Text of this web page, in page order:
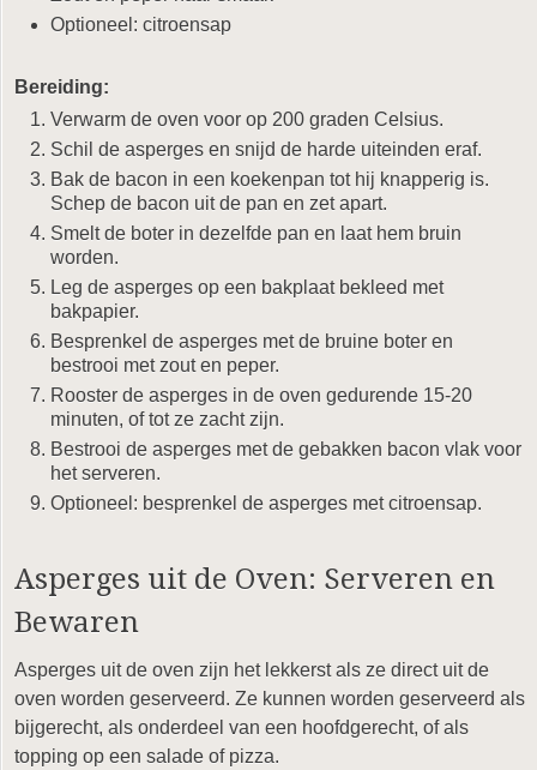
Optioneel: citroensap
Bereiding:
Verwarm de oven voor op 200 graden Celsius.
Schil de asperges en snijd de harde uiteinden eraf.
Bak de bacon in een koekenpan tot hij knapperig is.
Schep de bacon uit de pan en zet apart.
Smelt de boter in dezelfde pan en laat hem bruin
worden.
Leg de asperges op een bakplaat bekleed met
bakpapier.
Besprenkel de asperges met de bruine boter en
bestrooi met zout en peper.
Rooster de asperges in de oven gedurende 15-20
minuten, of tot ze zacht zijn.
Bestrooi de asperges met de gebakken bacon vlak voor
het serveren.
Optioneel: besprenkel de asperges met citroensap.
Asperges uit de Oven: Serveren en
Bewaren
Asperges uit de oven zijn het lekkerst als ze direct uit de
oven worden geserveerd. Ze kunnen worden geserveerd als
bijgerecht, als onderdeel van een hoofdgerecht, of als
topping op een salade of pizza.